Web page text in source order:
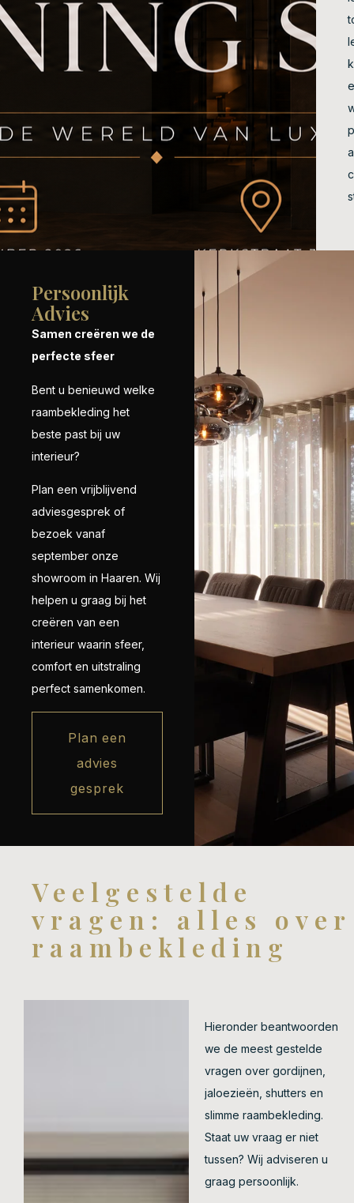
Persoonlijk
Advies
Samen creëren we de
perfecte sfeer
Bent u benieuwd welke
raambekleding het
beste past bij uw
interieur?
Plan een vrijblijvend
adviesgesprek of
bezoek vanaf
september onze
showroom in Haaren. Wij
helpen u graag bij het
creëren van een
interieur waarin sfeer,
comfort en uitstraling
perfect samenkomen.
Plan een
advies
gesprek
Veelgestelde
vragen: alles over
raambekleding
Hieronder beantwoorden
we de meest gestelde
vragen over gordijnen,
jaloezieën, shutters en
slimme raambekleding.
Staat uw vraag er niet
tussen? Wij adviseren u
graag persoonlijk.